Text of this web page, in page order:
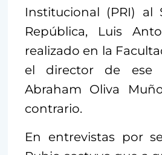
Institucional (PRI) al
República, Luis
realizado en la
el director de ese
Abraham Oliva
contrario.
En entrevistas por